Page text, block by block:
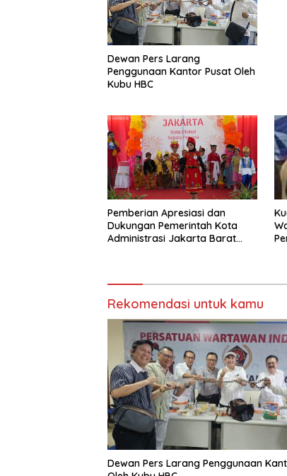
Dewan Pers Larang
Penggunaan Kantor Pusat Oleh
Kubu HBC
Pemberian Apresiasi dan
Dukungan Pemerintah Kota
Administrasi Jakarta Barat
dan Anak ( SAPA )
Rekomendasi untuk kamu
Dewan Pers Larang Penggunaan